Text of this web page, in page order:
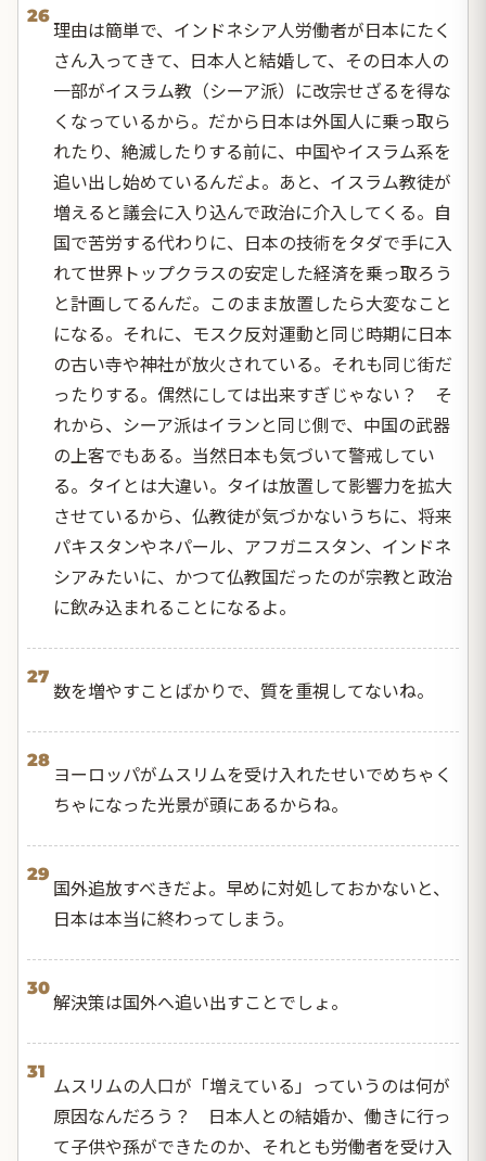
26
理由は簡単で、インドネシア人労働者が日本にたく
さん入ってきて、日本人と結婚して、その日本人の
一部がイスラム教（シーア派）に改宗せざるを得な
くなっているから。だから日本は外国人に乗っ取ら
れたり、絶滅したりする前に、中国やイスラム系を
追い出し始めているんだよ。あと、イスラム教徒が
増えると議会に入り込んで政治に介入してくる。自
国で苦労する代わりに、日本の技術をタダで手に入
れて世界トップクラスの安定した経済を乗っ取ろう
と計画してるんだ。このまま放置したら大変なこと
になる。それに、モスク反対運動と同じ時期に日本
の古い寺や神社が放火されている。それも同じ街だ
ったりする。偶然にしては出来すぎじゃない？ そ
れから、シーア派はイランと同じ側で、中国の武器
の上客でもある。当然日本も気づいて警戒してい
る。タイとは大違い。タイは放置して影響力を拡大
させているから、仏教徒が気づかないうちに、将来
パキスタンやネパール、アフガニスタン、インドネ
シアみたいに、かつて仏教国だったのが宗教と政治
に飲み込まれることになるよ。
27
数を増やすことばかりで、質を重視してないね。
28
ヨーロッパがムスリムを受け入れたせいでめちゃく
ちゃになった光景が頭にあるからね。
29
国外追放すべきだよ。早めに対処しておかないと、
日本は本当に終わってしまう。
30
解決策は国外へ追い出すことでしょ。
31
ムスリムの人口が「増えている」っていうのは何が
原因なんだろう？ 日本人との結婚か、働きに行っ
て子供や孫ができたのか、それとも労働者を受け入